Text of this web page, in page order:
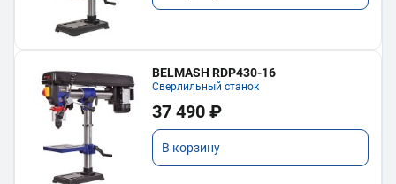
BELMASH RDP430-16
Сверлильный станок
37 490 ₽
В корзину